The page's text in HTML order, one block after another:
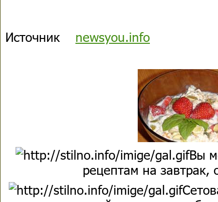
Источник newsyou.info
Вы
рецептам на завтрак,